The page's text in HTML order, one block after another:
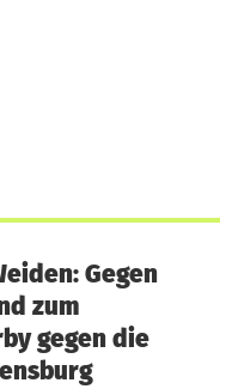
Gegen
zum
gegen die